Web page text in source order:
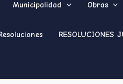
Municipalidad Obras
RESOLUCIONES